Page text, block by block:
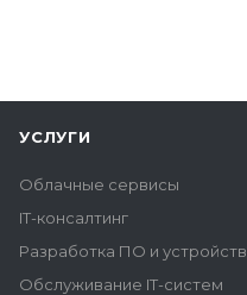
УСЛУГИ
Облачные сервисы
IT-консалтинг
Разработка ПО и устройств
Обслуживание IT-систем